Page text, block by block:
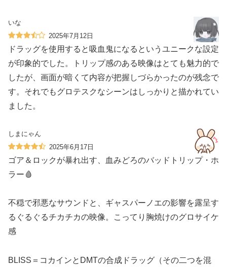
いな
2025年7月12日
ドラッグを使用すると吸血鬼になるというユニークな設定
が印象的でした。トリップ感のある映像はとても魅力的で
したが、画面が暗くて内容が把握しづらかったのが残念で
す。それでもグロテスクなシーンはしっかりと描かれてい
ました。
しまにゃん
2025年6月17日
ゴア＆ロックが暴れ出す、血みどろのバッドトリップ・ホ
ラー🩸
不穏で邪悪なサウンドと、ギャスパーノエの影響を露呈す
るぐるぐるチカチカの映像。こってり胸焼けのグロサイケ
感‍️
BLISS＝コカインとDMTの合成ドラッグ（その二つを混